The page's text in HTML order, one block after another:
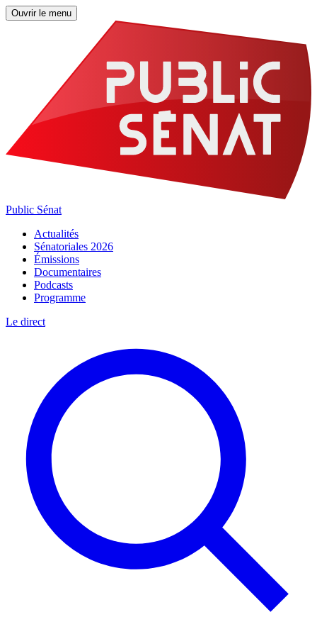
Ouvrir le menu
Public Sénat
Actualités
Sénatoriales 2026
Émissions
Documentaires
Podcasts
Programme
Le direct